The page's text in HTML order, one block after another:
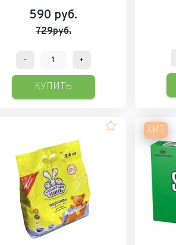
590 руб.
729руб.
- +
КУПИТЬ
ХИТ